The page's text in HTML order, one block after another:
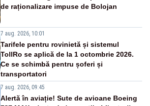
de raționalizare impuse de Bolojan
7 aug. 2026, 10:01
Tarifele pentru rovinietă și sistemul
TollRo se aplică de la 1 octombrie 2026.
Ce se schimbă pentru șoferi și
transportatori
7 aug. 2026, 09:45
Alertă în aviație! Sute de avioane Boeing